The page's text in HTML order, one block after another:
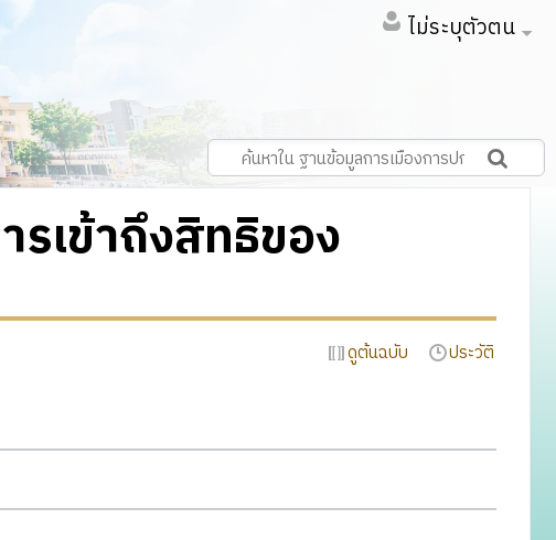
ไม่ระบุตัวตน
เข้าถึงสิทธิของ
ดูต้นฉบับ ประวัติ